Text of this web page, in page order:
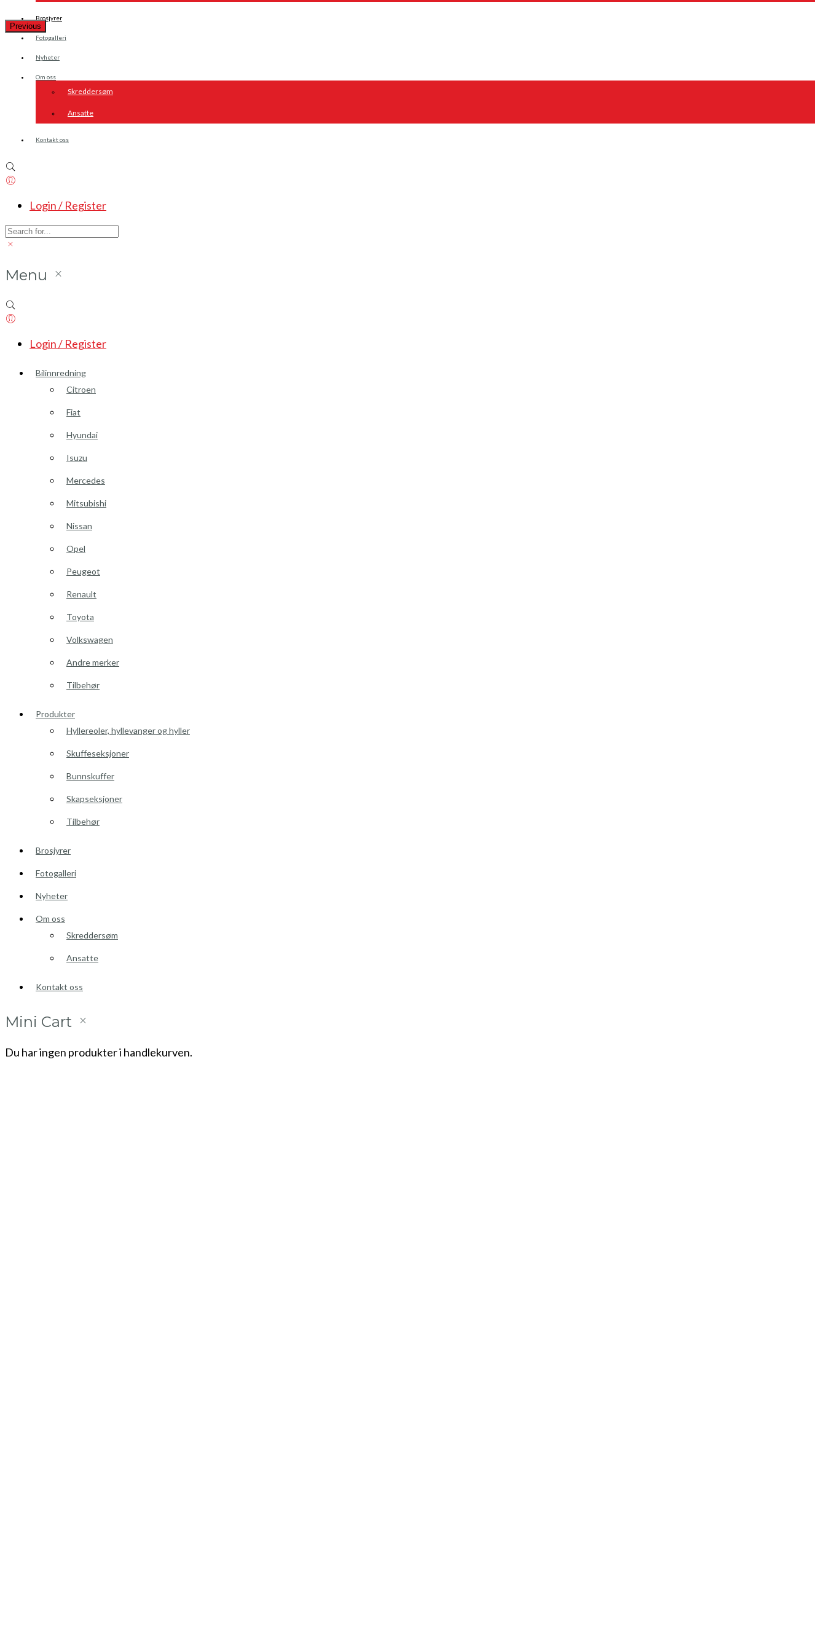
Brosjyrer
Fotogalleri
Nyheter
Om oss
Skreddersøm
Ansatte
Kontakt oss
Login / Register
Menu
Login / Register
Bilinnredning
Citroen
Fiat
Hyundai
Isuzu
Mercedes
Mitsubishi
Nissan
Opel
Peugeot
Renault
Toyota
Volkswagen
Andre merker
Tilbehør
Produkter
Hyllereoler, hyllevanger og hyller
Skuffeseksjoner
Bunnskuffer
Skapseksjoner
Tilbehør
Brosjyrer
Fotogalleri
Nyheter
Om oss
Skreddersøm
Ansatte
Kontakt oss
Mini Cart
Du har ingen produkter i handlekurven.
Previous